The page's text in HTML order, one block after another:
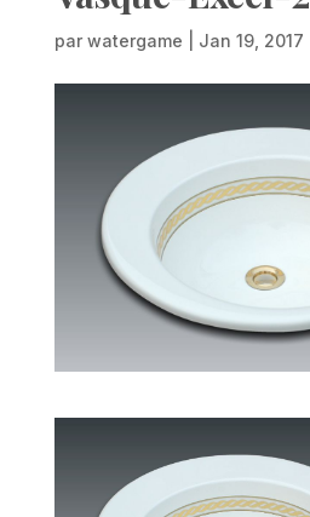
par watergame Jan 19, 2017